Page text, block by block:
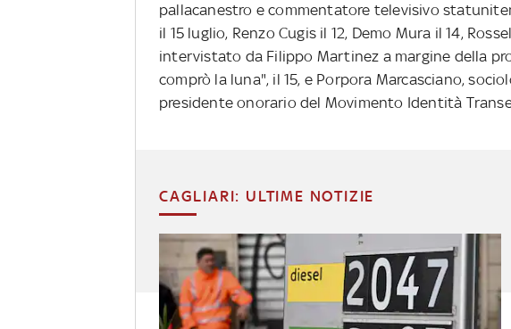
pallacanestro e commentatore televisivo
il 15 luglio, Renzo Cugis il 12, Demo Mura il 14,
intervistato da Filippo Martinez a margine della
comprò la luna", il 15, e Porpora Marcasciano,
presidente onorario del Movimento Identità
CAGLIARI: ULTIME NOTIZIE